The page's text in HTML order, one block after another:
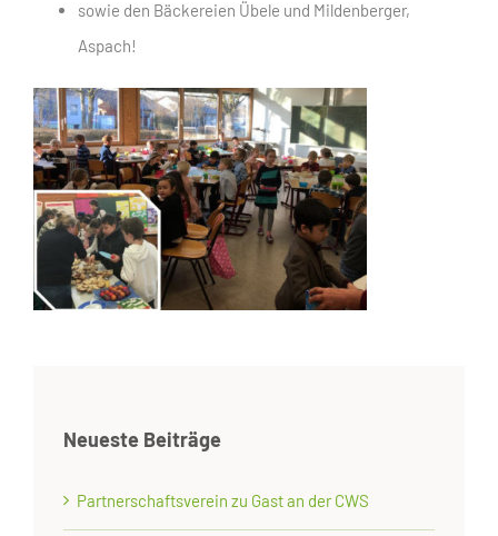
sowie den Bäckereien Übele und Mildenberger,
Aspach!
Neueste Beiträge
Partnerschaftsverein zu Gast an der CWS